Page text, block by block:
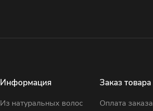
Информация
Из натуральных волос
Заказ товара
Оплата заказа